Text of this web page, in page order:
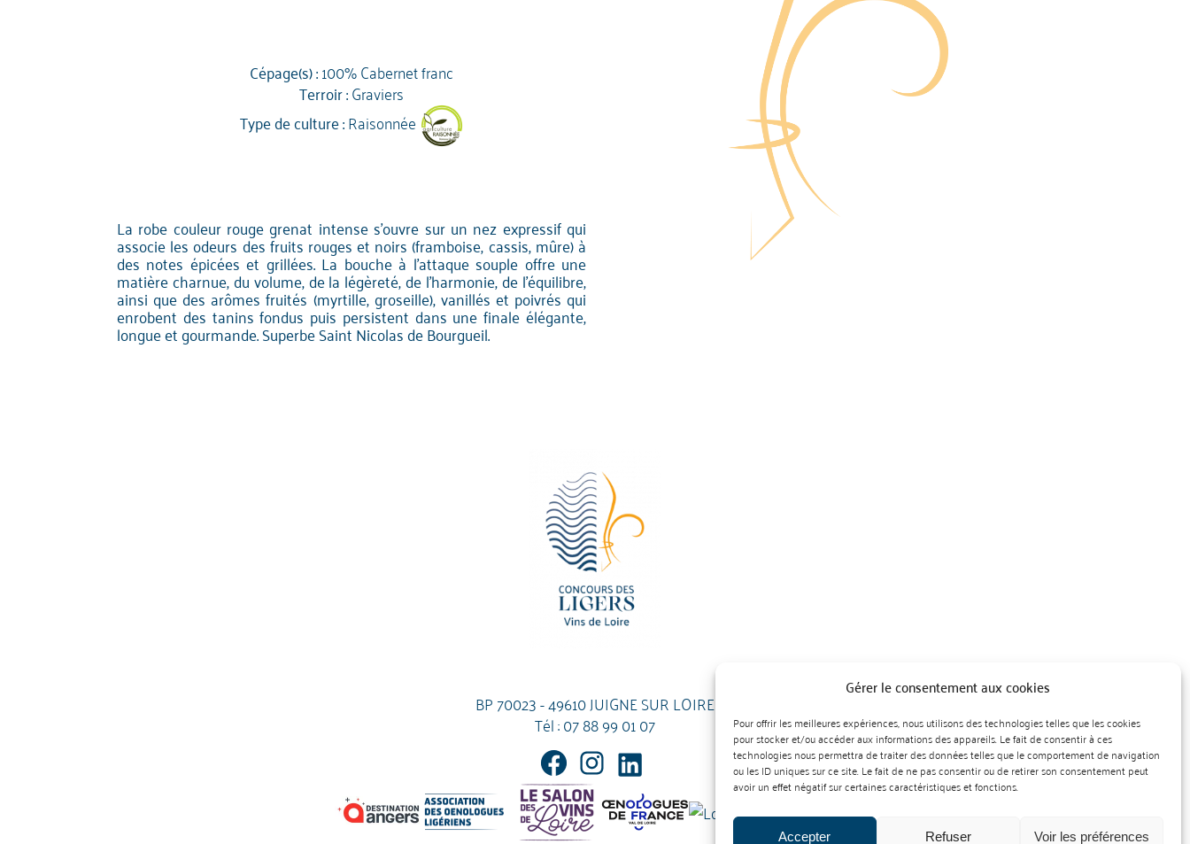
Gérer le consentement aux cookies
Pour offrir les meilleures expériences, nous utilisons des technologies telles que les cookies
pour stocker et/ou accéder aux informations des appareils. Le fait de consentir à ces
technologies nous permettra de traiter des données telles que le comportement de navigation
ou les ID uniques sur ce site. Le fait de ne pas consentir ou de retirer son consentement peut
avoir un effet négatif sur certaines caractéristiques et fonctions.
Accepter Refuser Voir les préférences
Cépage(s) :100% Cabernet franc
Terroir :Graviers
Type de culture :Raisonnée
La robe couleur rouge grenat intense s'ouvre sur un nez expressif qui
associe les odeurs des fruits rouges et noirs (framboise, cassis, mûre) à
des notes épicées et grillées. La bouche à l'attaque souple offre une
matière charnue, du volume, de la légèreté, de l'harmonie, de l'équilibre,
ainsi que des arômes fruités (myrtille, groseille), vanillés et poivrés qui
enrobent des tanins fondus puis persistent dans une finale élégante,
longue et gourmande. Superbe Saint Nicolas de Bourgueil.
BP 70023 - 49610 JUIGNE SUR LOIRE
Tél :07 88 99 01 07